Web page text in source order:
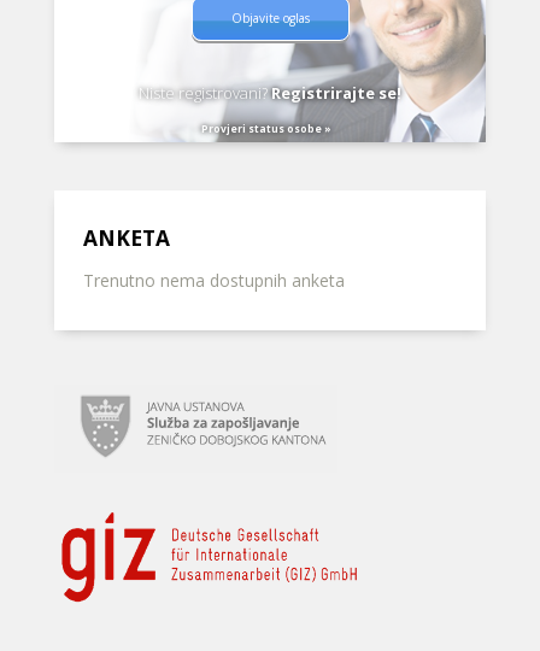
Objavite oglas
Niste registrovani?Registrirajte se!
Provjeri status osobe »
ANKETA
Trenutno nema dostupnih anketa